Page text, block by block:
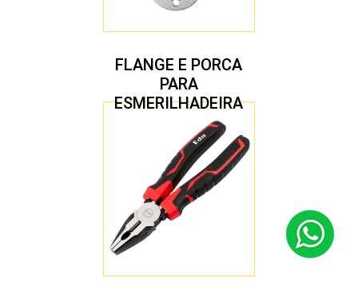
FLANGE E PORCA
PARA
ESMERILHADEIRA
4.1/2″ 20,00 MM